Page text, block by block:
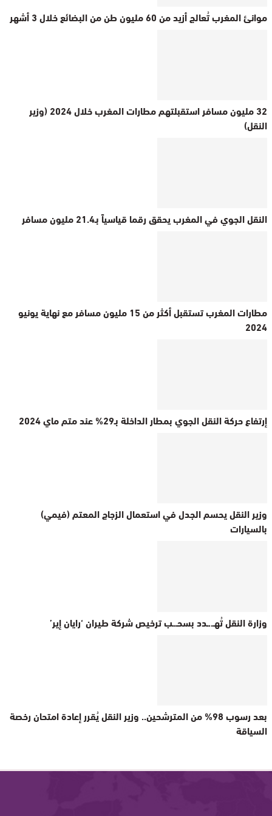
موانئ المغرب تُعالج أزيد من 60 مليون طن من البضائع خلال 3 أشهر
32 مليون مسافر استقبلتهم مطارات المغرب خلال 2024 (وزير
النقل)
النقل الجوي في المغرب يحقق رقما قياسياً بـ21.4 مليون مسافر
مطارات المغرب تستقبل أكثر من 15 مليون مسافر مع نهاية يونيو
2024
إرتفاع حركة النقل الجوي بمطار الداخلة بـ29% عند متم ماي 2024
وزير النقل يحسم الجدل في استعمال الزجاج المعتم (فيمي)
بالسيارات
وزارة النقل تُهـ..ـدد بسحـ.ـب ترخيص شركة طيران ‘رايان إير’
بعد رسوب 98% من المترشحين.. وزير النقل يُقرر إعادة امتحان رخصة
السياقة